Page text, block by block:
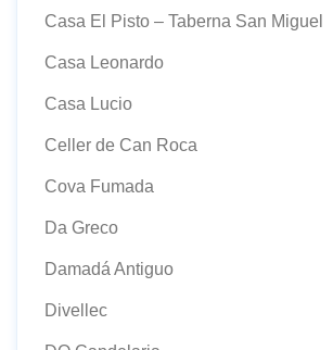
Casa El Pisto – Taberna San Miguel
Casa Leonardo
Casa Lucio
Celler de Can Roca
Cova Fumada
Da Greco
Damadá Antiguo
Divellec